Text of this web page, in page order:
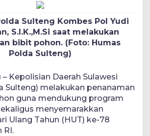
Sulteng Kombes Pol Yudi
S.I.K.,M.Si saat melakukan
bibit pohon. (Foto: Humas
Polda Sulteng)
– Kepolisian Daerah Sulawesi
Sulteng) melakukan penanaman
guna mendukung program
menyemarakkan
Ulang Tahun (HUT) ke-78
RI.